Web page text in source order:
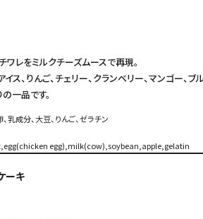
レをミルクチーズムースで再現。
ス、りんご、チェリー、クランベリー、マンゴー、ブ
一品です。
乳成分、大豆、りんご、ゼラチン
egg),milk(cow),soybean,apple,gelatin
ーキ